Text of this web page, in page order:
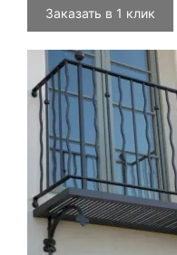
Заказать в 1 клик